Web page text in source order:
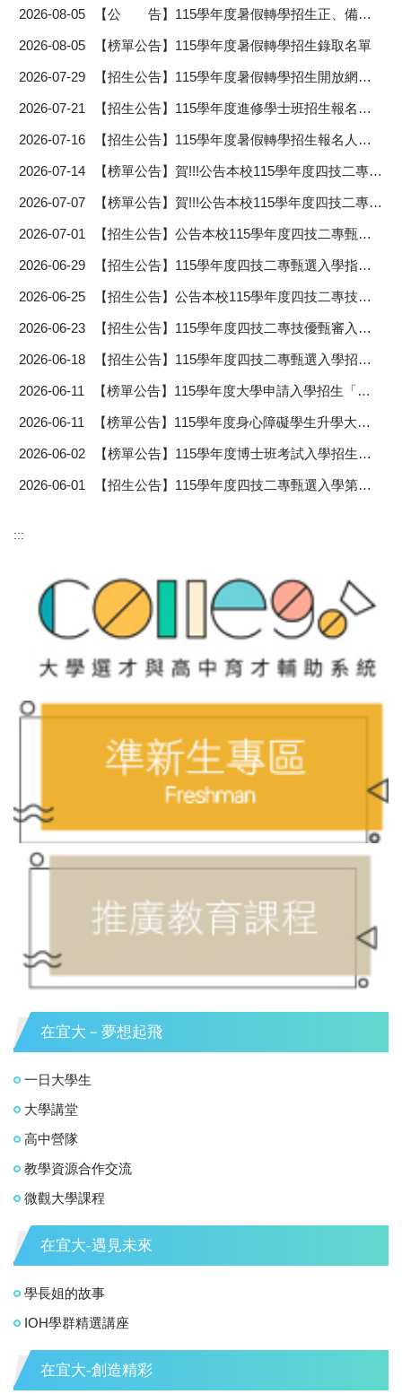
2026-08-05 【公 告】115學年度暑假轉學招生正、備取生報到及注意事項
2026-08-05 【榜單公告】115學年度暑假轉學招生錄取名單
2026-07-29 【招生公告】115學年度暑假轉學招生開放網路查詢成績及成績複查作業說明
2026-07-21 【招生公告】115學年度進修學士班招生報名人數一覽表
2026-07-16 【招生公告】115學年度暑假轉學招生報名人數及實際招生名額
2026-07-14 【榜單公告】賀!!!公告本校115學年度四技二專甄選入學招生「分發名單」
2026-07-07 【榜單公告】賀!!!公告本校115學年度四技二專技優甄審入學招生「分發名單」
2026-07-01 【招生公告】公告本校115學年度四技二專甄選入學正取生及備取生名單
2026-06-29 【招生公告】115學年度四技二專甄選入學指定項目甄選總成績
2026-06-25 【招生公告】公告本校115學年度四技二專技優甄審入學正取生及備取生名單
2026-06-23 【招生公告】115學年度四技二專技優甄審入學指定項目甄審總成績
2026-06-18 【招生公告】115學年度四技二專甄選入學招生符合第二階段指定項目甄試考生名單
2026-06-11 【榜單公告】115學年度大學申請入學招生「分發名單」
2026-06-11 【榜單公告】115學年度身心障礙學生升學大專校院甄試「錄取名單」
2026-06-02 【榜單公告】115學年度博士班考試入學招生錄取名單
2026-06-01 【招生公告】115學年度四技二專甄選入學第二階段報名注意事項
:::
在宜大－夢想起飛
一日大學生
大學講堂
高中營隊
教學資源合作交流
微觀大學課程
在宜大-遇見未來
學長姐的故事
IOH學群精選講座
在宜大-創造精彩